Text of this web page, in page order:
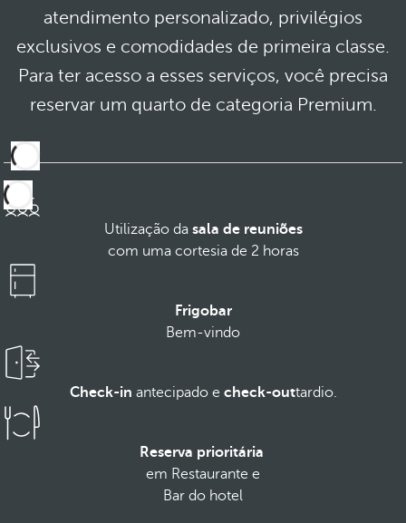
atendimento personalizado, privilégios
exclusivos e comodidades de primeira classe.
Para ter acesso a esses serviços, você precisa
reservar um quarto de categoria Premium.
Utilização da sala de reuniões
com uma cortesia de 2 horas
Frigobar
Bem-vindo
Check-in antecipado e check-outtardio.
Reserva prioritária
em Restaurante e
Bar do hotel